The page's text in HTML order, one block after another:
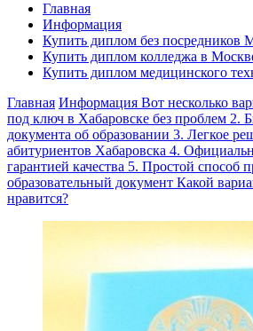
Главная
Информация
Купить диплом без посредников
Купить диплом колледжа в
Купить диплом медицинского
Главная Информация Вот несколько
под ключ в Хабаровске без проблем 2.
документа об образовании 3. Легкое
абитуриентов Хабаровска 4.
гарантией качества 5. Простой способ
образовательный документ Какой
нравится?